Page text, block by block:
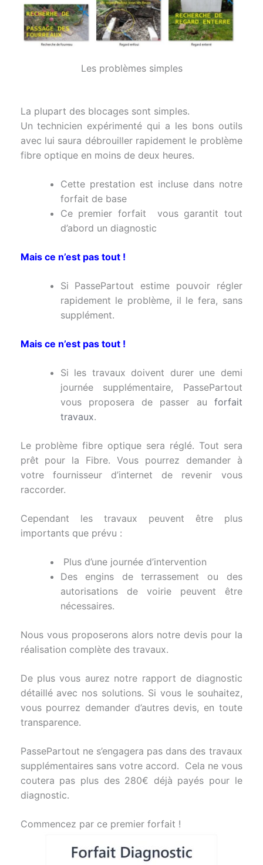
Les problèmes simples
La plupart des blocages sont simples.
Un technicien expérimenté qui a les bons outils
avec lui saura débrouiller rapidement le problème
fibre optique en moins de deux heures.
Cette prestation est incluse dans notre
forfait de base
Ce premier forfait vous garantit tout
d’abord un diagnostic
Mais ce n’est pas tout !
Si PassePartout estime pouvoir régler
rapidement le problème, il le fera, sans
supplément.
Mais ce n’est pas tout !
Si les travaux doivent durer une demi
journée supplémentaire, PassePartout
vous proposera de passer au forfait
travaux.
Le problème fibre optique sera réglé. Tout sera
prêt pour la Fibre. Vous pourrez demander à
votre fournisseur d’internet de revenir vous
raccorder.
Cependant les travaux peuvent être plus
importants que prévu :
Plus d’une journée d’intervention
Des engins de terrassement ou des
autorisations de voirie peuvent être
nécessaires.
Nous vous proposerons alors notre devis pour la
réalisation complète des travaux.
De plus vous aurez notre rapport de diagnostic
détaillé avec nos solutions. Si vous le souhaitez,
vous pourrez demander d’autres devis, en toute
transparence.
PassePartout ne s’engagera pas dans des travaux
supplémentaires sans votre accord. Cela ne vous
coutera pas plus des 280€ déjà payés pour le
diagnostic.
Commencez par ce premier forfait !